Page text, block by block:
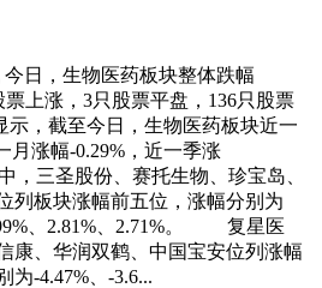
，生物医药板块整体跌幅
票上涨，3只股票平盘，136只股票
截至今日，生物医药板块近一
月涨幅-0.29%，近一季涨
三圣股份、赛托生物、珍宝岛、
列板块涨幅前五位，涨幅分别为
、2.81%、2.71%。 复星医
康、华润双鹤、中国宝安位列涨幅
为-4.47%、-3.6...